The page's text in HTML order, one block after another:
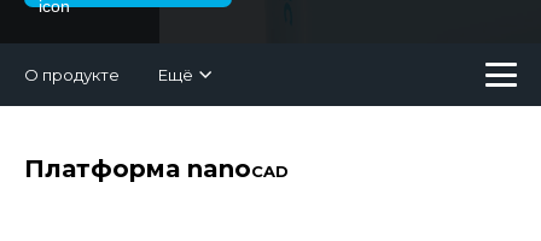
О продукте Ещё
Платформа nanoCAD